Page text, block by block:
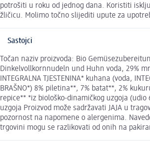
potrošiti u roku od jednog dana. Koristiti
žličicu. Molimo točno slijediti upute za
Sastojci
Točan naziv proizvoda: Bio
Dinkelvollkornnudeln und Huhn voda, 29%
INTEGRALNA TJESTENINA* kuhana (voda,
BRAŠNO*) 8% piletina**, 7% batat**, 2%
repice** *iz biološko-dinamičkog uzgoja (udio
uzgoja Proizvod može sadržavati JAJA u
pozornost na napomene o alergenima.
trgovini mogu se razlikovati od onih na